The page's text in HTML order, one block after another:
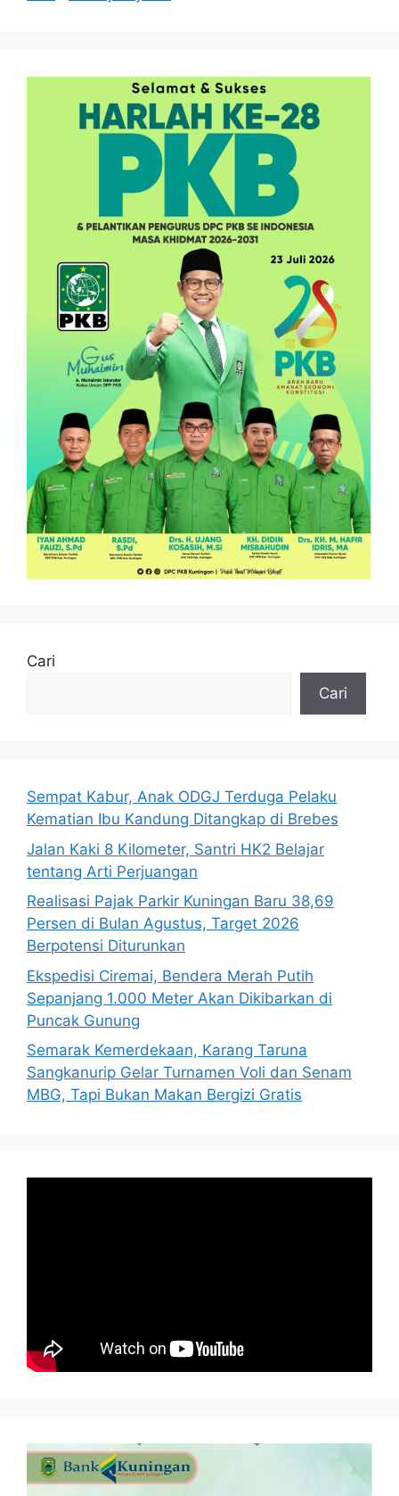
Cari
Cari
Sempat Kabur, Anak ODGJ Terduga Pelaku
Kematian Ibu Kandung Ditangkap di Brebes
Jalan Kaki 8 Kilometer, Santri HK2 Belajar
tentang Arti Perjuangan
Realisasi Pajak Parkir Kuningan Baru 38,69
Persen di Bulan Agustus, Target 2026
Berpotensi Diturunkan
Ekspedisi Ciremai, Bendera Merah Putih
Sepanjang 1.000 Meter Akan Dikibarkan di
Puncak Gunung
Semarak Kemerdekaan, Karang Taruna
Sangkanurip Gelar Turnamen Voli dan Senam
MBG, Tapi Bukan Makan Bergizi Gratis